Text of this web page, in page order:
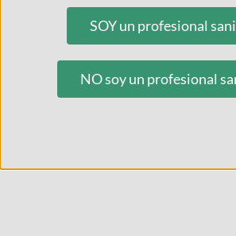
SOY un profesional
NO soy un profesional